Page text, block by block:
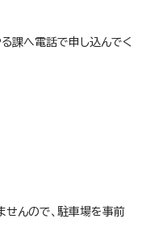
課へ電話で申し込んでく
せんので、駐車場を事前